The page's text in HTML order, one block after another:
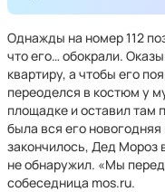
Однажды на номер 112
что его… обокрали.
квартиру, а чтобы его
переоделся в костюм у
площадке и оставил там
была вся его
закончилось, Дед Мороз
не обнаружил. «Мы
собеседница mos.ru.